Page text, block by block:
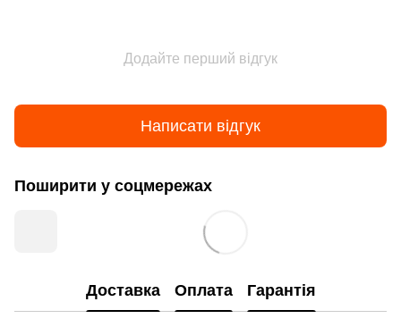
Додайте перший відгук
Написати відгук
Поширити у соцмережах
Доставка Оплата Гарантія